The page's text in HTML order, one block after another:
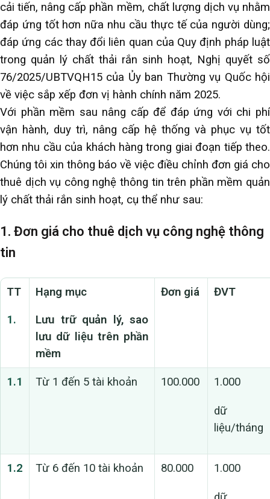
cải tiến, nâng cấp phần mềm, chất lượng dịch vụ nhằm
đáp ứng tốt hơn nữa nhu cầu thực tế của người dùng;
đáp ứng các thay đổi liên quan của Quy định pháp luật
trong quản lý chất thải rắn sinh hoạt, Nghị quyết số
76/2025/UBTVQH15 của Ủy ban Thường vụ Quốc hội
về việc sắp xếp đơn vị hành chính năm 2025.
Với phần mềm sau nâng cấp để đáp ứng với chi phí
vận hành, duy trì, nâng cấp hệ thống và phục vụ tốt
hơn nhu cầu của khách hàng trong giai đoạn tiếp theo.
Chúng tôi xin thông báo về việc điều chỉnh đơn giá cho
thuê dịch vụ công nghệ thông tin trên phần mềm quản
lý chất thải rắn sinh hoạt, cụ thể như sau:
1. Đơn giá cho thuê dịch vụ công nghệ thông
tin
TT Hạng mục Đơn giá ĐVT
1.
Lưu trữ quản lý, sao
lưu dữ liệu trên phần
mềm
1.1 Từ 1 đến 5 tài khoản 100.000 1.000
dữ
liệu/tháng
1.2 Từ 6 đến 10 tài khoản 80.000 1.000